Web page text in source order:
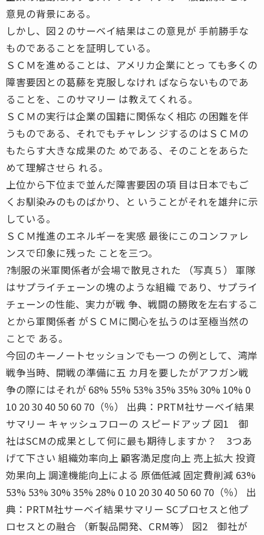
意見の背景にある。
しかし、図２のサーベイ結果はこの意見が 手前勝手な
ものであることを証明している。
ＳＣＭを進めることは、アメリカ企業にとっ ても多くの
障害要因との葛藤を克服しなけれ ばならないものであ
ることを、このサマリー は教えてくれる。
ＳＣＭの実行は企業の国籍に関係なく相応 の困難を伴
うものである、それでもチャレン ジするのはＳＣＭの
もたらす大きな成果のた めである、そのことをあらた
めて理解させら れる。
上位から下位まで並んだ障害要因の項 目は日本でもご
くお馴染みのものばかり、と いうことがそれを雄弁に示
している。
ＳＣＭ推進のエネルギーを実感 最後にこのコンファレ
ンスで印象に残った ことを三つ。
?制服の米軍関係者が会場で散見された （写真５） 軍隊
はサプライチェーンの塊のような組織 であり、サプライ
チェーンの性能、実力が戦 争、戦闘の勝敗を左右するこ
とから軍関係者 がＳＣＭに関心を払うのは至極当然の
ことで ある。
今回のキーノートセッションでも一つ の例として、湾岸
戦争当時、開戦の準備に五 カ月を要したがアフガン戦
争の際にはそれが 68% 55% 53% 35% 35% 30% 10% 0
10 20 30 40 50 60 70（％） 出典：PRTM社サーベイ結果
サマリー キャッシュフローの スピードアップ 図1 御
社はSCMの成果として何に最も期待しますか？ 3つあ
げて下さい 組織効率向上 顧客満足度向上 売上拡大 投資
効果向上 調達機能向上による 原価低減 固定費削減 63%
53% 53% 30% 35% 28% 0 10 20 30 40 50 60 70（％） 出
典：PRTM社サーベイ結果サマリー SCプロセスと他プ
ロセスとの融合 （新製品開発、CRM等） 図2 御社が